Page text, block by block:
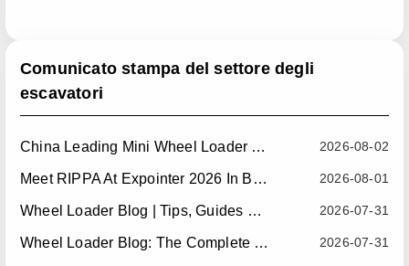
Comunicato stampa del settore degli
escavatori
2026-08-02
China Leading Mini Wheel Loader Supplier: Reliable Compact Wheel Loaders For Global Markets
2026-08-01
Meet RIPPA At Expointer 2026 In Brazil
2026-07-31
Wheel Loader Blog | Tips, Guides & Attachments
2026-07-31
Wheel Loader Blog: The Complete Guide To Wheel Loaders For Construction, Agriculture, And Material Handling